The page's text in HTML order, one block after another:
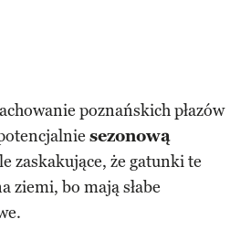
poznańskich płazów
sezonową
zaskakujące, że gatunki te
ziemi, bo mają słabe